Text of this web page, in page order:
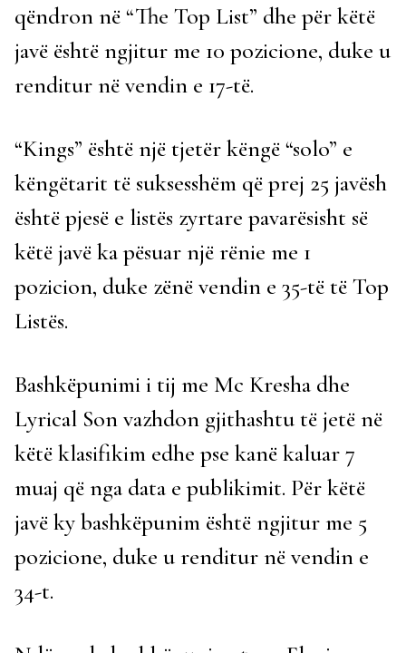
qëndron në “The Top List” dhe për këtë
javë është ngjitur me 10 pozicione, duke u
renditur në vendin e 17-të.
“Kings” është një tjetër këngë “solo” e
këngëtarit të suksesshëm që prej 25 javësh
është pjesë e listës zyrtare pavarësisht së
këtë javë ka pësuar një rënie me 1
pozicion, duke zënë vendin e 35-të të Top
Listës.
Bashkëpunimi i tij me Mc Kresha dhe
Lyrical Son vazhdon gjithashtu të jetë në
këtë klasifikim edhe pse kanë kaluar 7
muaj që nga data e publikimit. Për këtë
javë ky bashkëpunim është ngjitur me 5
pozicione, duke u renditur në vendin e
34-t.